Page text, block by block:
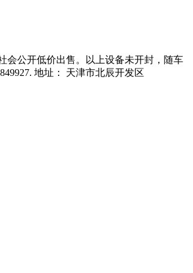
会公开低价出售。以上设备未开封，随车
地址： 天津市北辰开发区